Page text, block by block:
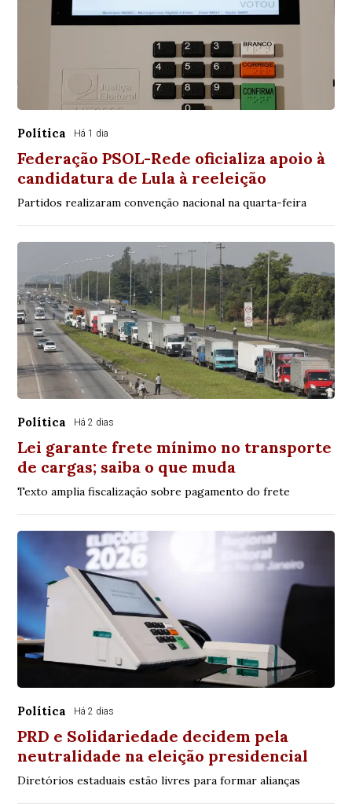
Política Há 1 dia
Federação PSOL-Rede oficializa apoio à
candidatura de Lula à reeleição
Partidos realizaram convenção nacional na quarta-feira
Política Há 2 dias
Lei garante frete mínimo no transporte
de cargas; saiba o que muda
Texto amplia fiscalização sobre pagamento do frete
Política Há 2 dias
PRD e Solidariedade decidem pela
neutralidade na eleição presidencial
Diretórios estaduais estão livres para formar alianças